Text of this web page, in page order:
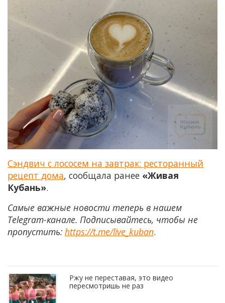
Сэндвич с лососем на завтрак: ресторанный
рецепт дома, сообщала ранее «Живая
Кубань».
Самые важные новости теперь в нашем
Telegram-канале. Подписывайтесь, чтобы не
пропустить: https://t.me/live_kuban.
Ржу не переставая, это видео
пересмотришь не раз